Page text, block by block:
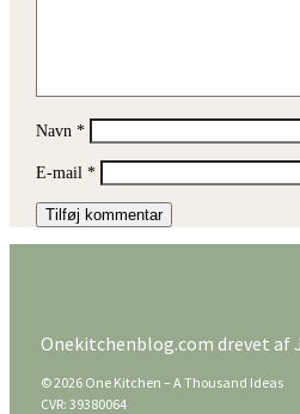
Navn *
E-mail *
Tilføj kommentar
Onekitchenblog.com drevet af
© 2026 One Kitchen – A Thousand Ideas
CVR: 39380064